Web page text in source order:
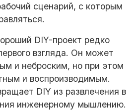
сценарий, с которым
DIY-проект редко
взгляда. Он может
и неброским, но при этом
и воспроизводимым.
DIY из развлечения в
инженерному мышлению.